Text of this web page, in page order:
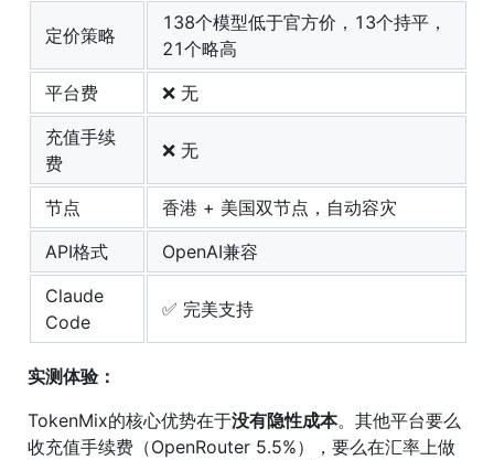
定价策略
138个模型低于官方价，13个持平，
21个略高
平台费
❌ 无
充值手续
费
❌ 无
节点
香港 + 美国双节点，自动容灾
API格式
OpenAI兼容
Claude
Code
✅ 完美支持
实测体验：
TokenMix的核心优势在于没有隐性成本。其他平台要么
收充值手续费（OpenRouter 5.5%），要么在汇率上做